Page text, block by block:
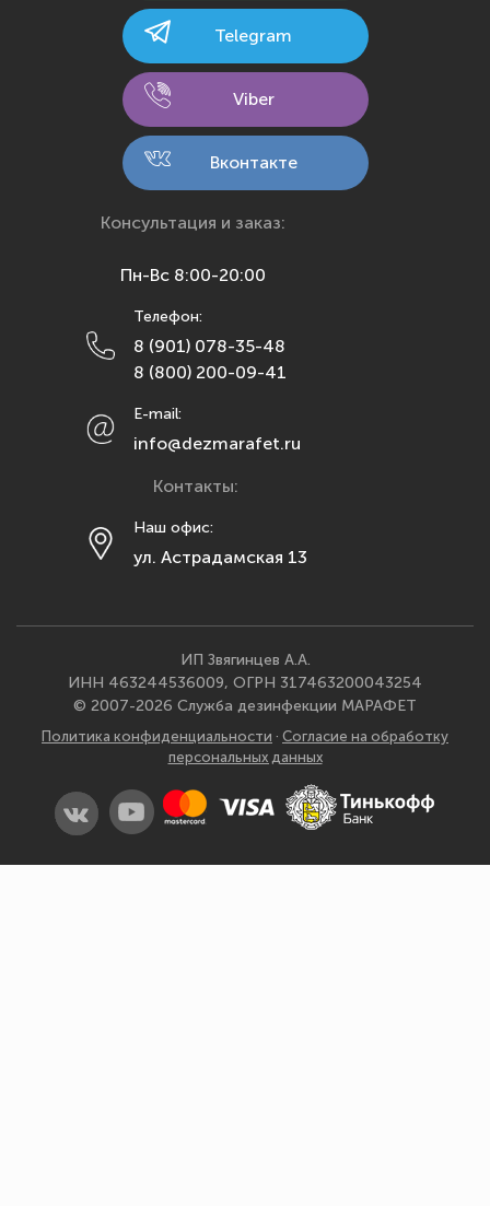
Калининград
Кемерово
Кострома
Краснодар
Красноярск
Махачкала
Москва
Набережные Челны
Нижний Новгород
Новосибирск
Омск
Пенза
Ростов-на-Дону
Рязань
Санкт-Петербург
Саранск
Саратов
Telegram
Viber
Вконтакте
Консультация и заказ:
Пн-Вс 8:00-20:00
Телефон:
8 (901) 078-35-48
8 (800) 200-09-41
E-mail:
info@dezmarafet.ru
Контакты:
Наш офис:
ул. Астрадамская 13
ИП Звягинцев А.А.
ИНН 463244536009, ОГРН 317463200043254
© 2007-2026 Служба дезинфекции МАРАФЕТ
Политика конфиденциальности · Согласие на обработку
персональных данных